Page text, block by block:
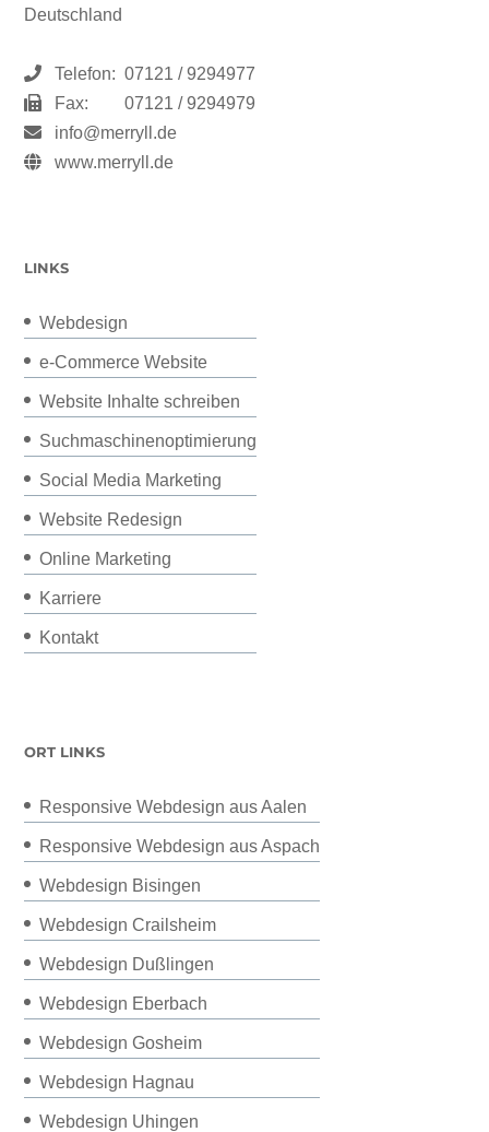
Deutschland
Telefon: 07121 / 9294977
Fax:
07121 / 9294979
info@merryll.de
www.merryll.de
LINKS
Webdesign
e-Commerce Website
Website Inhalte schreiben
Suchmaschinenoptimierung
Social Media Marketing
Website Redesign
Online Marketing
Karriere
Kontakt
ORT LINKS
Responsive Webdesign aus Aalen
Responsive Webdesign aus Aspach
Webdesign Bisingen
Webdesign Crailsheim
Webdesign Dußlingen
Webdesign Eberbach
Webdesign Gosheim
Webdesign Hagnau
Webdesign Uhingen